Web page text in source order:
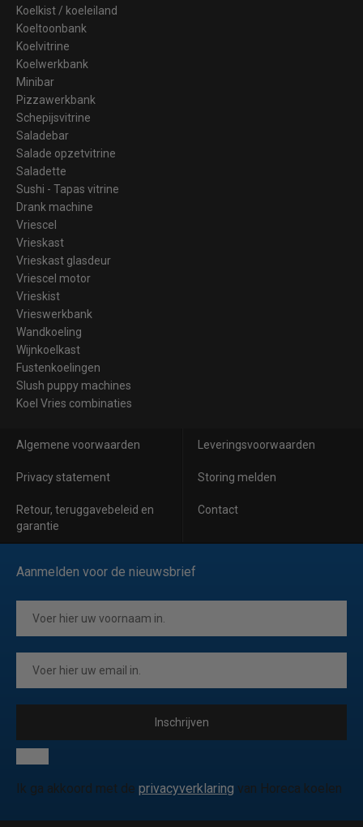
Koelkist / koeleiland
Koeltoonbank
Koelvitrine
Koelwerkbank
Minibar
Pizzawerkbank
Schepijsvitrine
Saladebar
Salade opzetvitrine
Saladette
Sushi - Tapas vitrine
Drank machine
Vriescel
Vrieskast
Vrieskast glasdeur
Vriescel motor
Vrieskist
Vrieswerkbank
Wandkoeling
Wijnkoelkast
Fustenkoelingen
Slush puppy machines
Koel Vries combinaties
Algemene voorwaarden Leveringsvoorwaarden
Privacy statement Storing melden
Retour, teruggavebeleid en
garantie
Contact
Aanmelden voor de nieuwsbrief
Inschrijven
Ik ga akkoord met de privacyverklaring van Horeca koelen